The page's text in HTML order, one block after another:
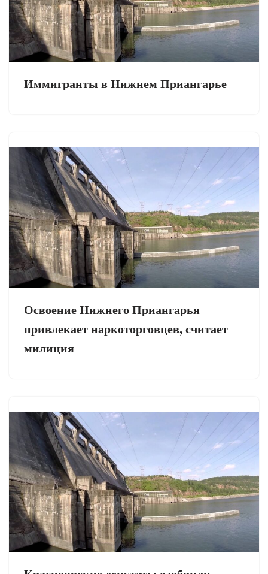
Иммигранты в Нижнем Приангарье
Освоение Нижнего Приангарья
привлекает наркоторговцев, считает
милиция